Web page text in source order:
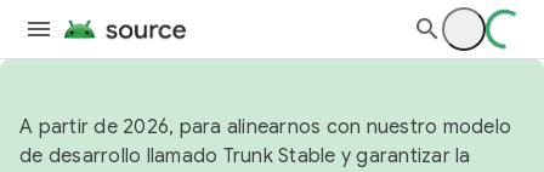
A partir de 2026, para alinearnos con nuestro modelo
de desarrollo llamado Trunk Stable y garantizar la